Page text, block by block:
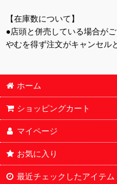
【在庫数について】
●店頭と併売している場合が
やむを得ず注文がキャンセル
ホーム
ショッピングカート
マイページ
お気に入り
最近チェックしたアイテム